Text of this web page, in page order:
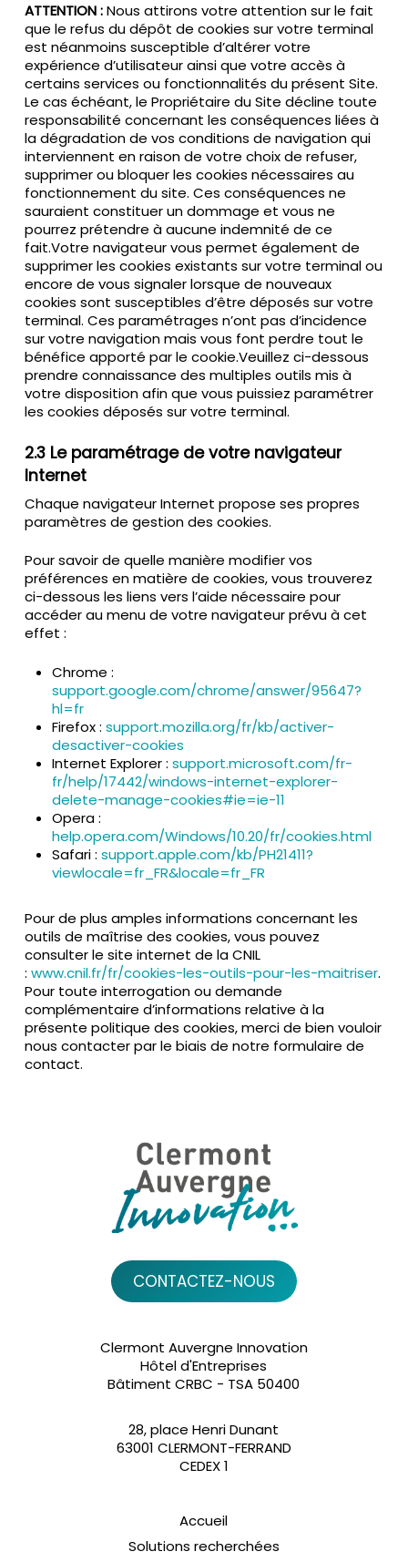
ATTENTION :Nous attirons votre attention sur le fait
que le refus du dépôt de cookies sur votre terminal
est néanmoins susceptible d’altérer votre
expérience d’utilisateur ainsi que votre accès à
certains services ou fonctionnalités du présent Site.
Le cas échéant, le Propriétaire du Site décline toute
responsabilité concernant les conséquences liées à
la dégradation de vos conditions de navigation qui
interviennent en raison de votre choix de refuser,
supprimer ou bloquer les cookies nécessaires au
fonctionnement du site. Ces conséquences ne
sauraient constituer un dommage et vous ne
pourrez prétendre à aucune indemnité de ce
fait.Votre navigateur vous permet également de
supprimer les cookies existants sur votre terminal ou
encore de vous signaler lorsque de nouveaux
cookies sont susceptibles d’être déposés sur votre
terminal. Ces paramétrages n’ont pas d’incidence
sur votre navigation mais vous font perdre tout le
bénéfice apporté par le cookie.Veuillez ci-dessous
prendre connaissance des multiples outils mis à
votre disposition afin que vous puissiez paramétrer
les cookies déposés sur votre terminal.
2.3 Le paramétrage de votre navigateur
Internet
Chaque navigateur Internet propose ses propres
paramètres de gestion des cookies.
Pour savoir de quelle manière modifier vos
préférences en matière de cookies, vous trouverez
ci-dessous les liens vers l’aide nécessaire pour
accéder au menu de votre navigateur prévu à cet
effet :
Chrome :
support.google.com/chrome/answer/95647?
hl=fr
Firefox : support.mozilla.org/fr/kb/activer-
desactiver-cookies
Internet Explorer : support.microsoft.com/fr-
fr/help/17442/windows-internet-explorer-
delete-manage-cookies#ie=ie-11
Opera :
help.opera.com/Windows/10.20/fr/cookies.html
Safari : support.apple.com/kb/PH21411?
viewlocale=fr_FR&locale=fr_FR
Pour de plus amples informations concernant les
outils de maîtrise des cookies, vous pouvez
consulter le site internet de la CNIL
: www.cnil.fr/fr/cookies-les-outils-pour-les-maitriser.
Pour toute interrogation ou demande
complémentaire d’informations relative à la
présente politique des cookies, merci de bien vouloir
nous contacter par le biais de notre formulaire de
contact.
CONTACTEZ-NOUS
Clermont Auvergne Innovation
Hôtel d'Entreprises
Bâtiment CRBC - TSA 50400
28, place Henri Dunant
63001 CLERMONT-FERRAND
CEDEX 1
Accueil
Solutions recherchées